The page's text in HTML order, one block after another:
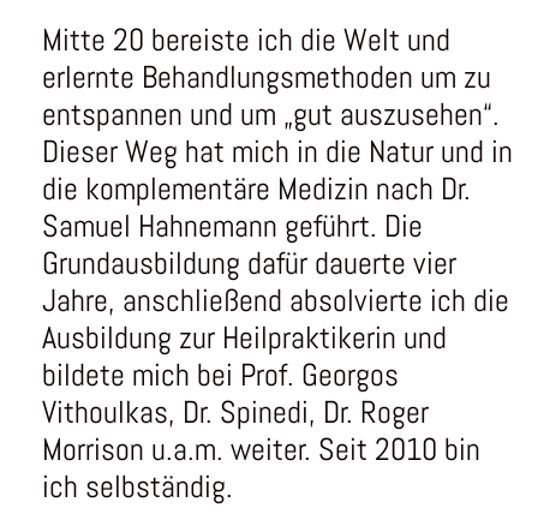
Mitte 20 bereiste ich die Welt und
erlernte Behandlungsmethoden um zu
entspannen und um „gut auszusehen“.
Dieser Weg hat mich in die Natur und in
die komplementäre Medizin nach Dr.
Samuel Hahnemann geführt. Die
Grundausbildung dafür dauerte vier
Jahre, anschließend absolvierte ich die
Ausbildung zur Heilpraktikerin und
bildete mich bei Prof. Georgos
Vithoulkas, Dr. Spinedi, Dr. Roger
Morrison u.a.m. weiter. Seit 2010 bin
ich selbständig.